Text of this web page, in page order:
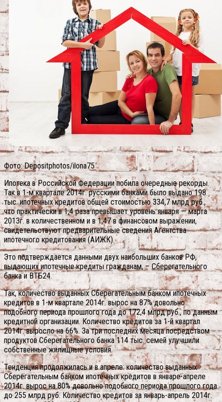
Фото: Depositphotos/ilona75
Ипотека в Российской Федерации побила очередные рекорды.
Так в 1-м квартале 2014г. русскими банками было выдано 198
тыс. ипотечных кредитов общей стоимостью 334,7 млрд руб.,
что практически в 1,4 раза превышает уровень января — марта
2013г. в количественном и в 1,47 в финансовом выражении,
свидетельствуют предварительные сведения Агентства
ипотечного кредитования (АИЖК).
Это подтверждается данными двух наибольших банков РФ,
выдающих ипотечные кредиты гражданам, – Сберегательного
банка и ВТБ24.
Так, количество выданных Сберегательным банком ипотечных
кредитов в 1-м квартале 2014г. вырос на 87% довольно
подобного периода прошлого года до 172,4 млрд руб., по данным
кредитной организации. Количество кредитов за 1-й квартал
2014г. выросло на 66%. За три последних месяца посредством
продуктов Сберегательного банка 114 тыс. семей улучшили
собственные жилищные условия.
Тенденция продолжилась и в апреле: количество выданных
Сберегательным банком ипотечных кредитов в январе-апреле
2014г. вырос на 80% довольно подобного периода прошлого года
до 255 млрд руб. Количество кредитов за январь-апрель 2014г.